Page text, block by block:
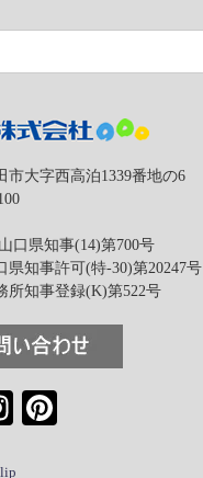
市大字西高泊1339番地の6
口県知事(14)第700号
県知事許可(特-30)第20247号
所知事登録(K)第522号
Instagram